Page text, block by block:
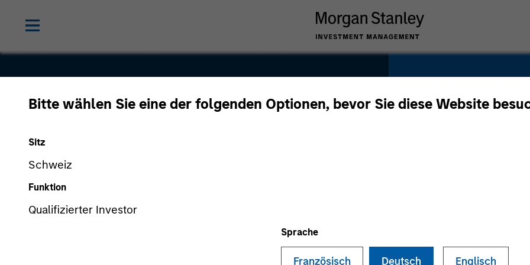
Bitte wählen Sie eine der folgenden Optionen, bevor Sie diese Website
Sitz
Schweiz
Funktion
Qualifizierter Investor
Sprache
Französisch Deutsch Englisch
IntegraMed
America
Healthcare